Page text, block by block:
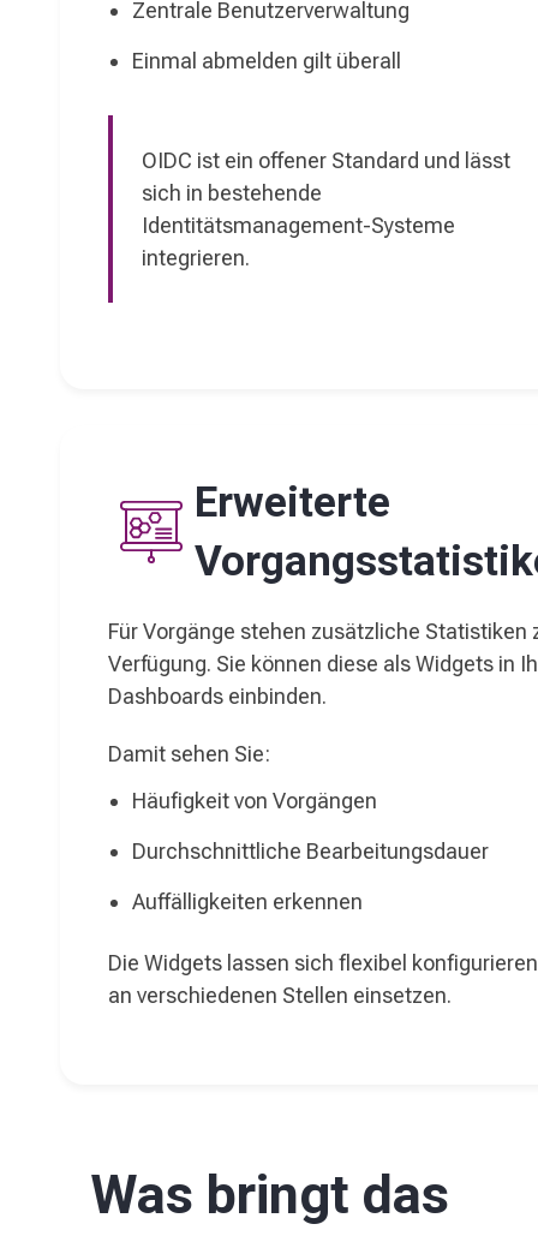
Zentrale Benutzerverwaltung
Einmal abmelden gilt überall
OIDC ist ein offener Standard und lässt
sich in bestehende
Identitätsmanagement-Systeme
integrieren.
Erweiterte
Für Vorgänge stehen zusätzliche Statistiken
Verfügung. Sie können diese als Widgets in
Dashboards einbinden.
Damit sehen Sie:
Häufigkeit von Vorgängen
Durchschnittliche Bearbeitungsdauer
Auffälligkeiten erkennen
Die Widgets lassen sich flexibel
an verschiedenen Stellen einsetzen.
Was bringt das